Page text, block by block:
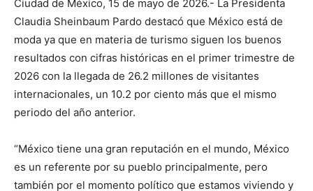
Ciudad de México, 15 de mayo de 2026.- La Presidenta
Claudia Sheinbaum Pardo destacó que México está de
moda ya que en materia de turismo siguen los buenos
resultados con cifras históricas en el primer trimestre de
2026 con la llegada de 26.2 millones de visitantes
internacionales, un 10.2 por ciento más que el mismo
periodo del año anterior.
“México tiene una gran reputación en el mundo, México
es un referente por su pueblo principalmente, pero
también por el momento político que estamos viviendo y